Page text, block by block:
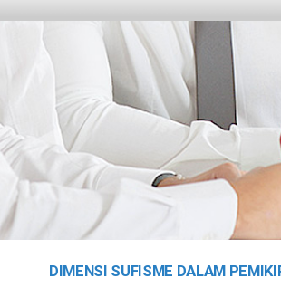
DIMENSI SUFISME DALAM